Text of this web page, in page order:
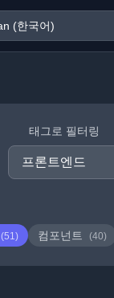
태그로 필터링
(51) 컴포넌트 (40)